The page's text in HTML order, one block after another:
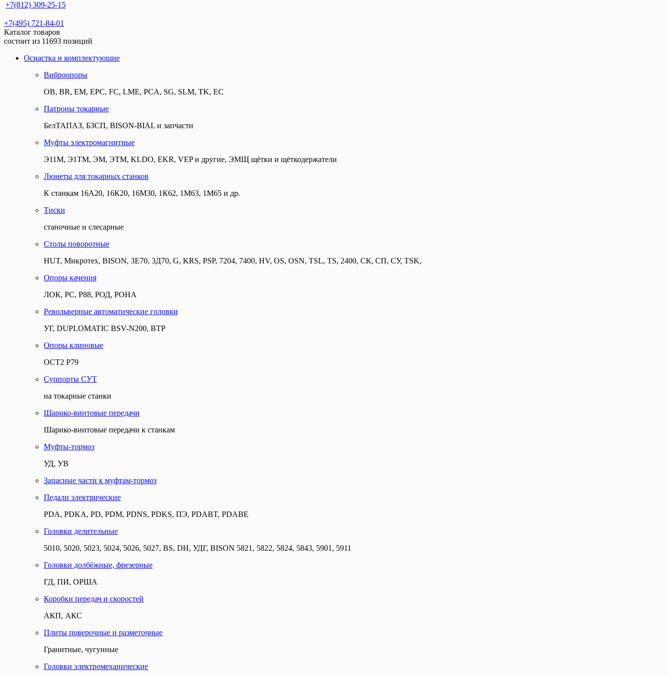
+7(812) 309-25-15
+7(495) 721-84-01
Каталог товаров
состоит из 11693 позиций
Оснастка и комплектующие
Виброопоры
ОВ, BR, EM, EPC, FC, LME, PCA, SG, SLM, TK, EC
Патроны токарные
БелТАПАЗ, БЗСП, BISON-BIAL и запчасти
Муфты электромагнитные
Э11М, Э1ТМ, ЭМ, ЭТМ, KLDO, EKR, VEP и другие, ЭМЩ щётки и щёткодержатели
Люнеты для токарных станков
К станкам 16А20, 16К20, 16М30, 1К62, 1М63, 1М65 и др.
Тиски
станочные и слесарные
Столы поворотные
HUT, Микротех, BISON, 3Е70, 3Д70, G, KRS, PSP, 7204, 7400, HV, OS, OSN, TSL, TS, 2400, СК, СП, СУ, TSK,
Опоры качения
ЛОК, РС, Р88, РОД, РОНА
Револьверные автоматические головки
УГ, DUPLOMATIC BSV-N200, ВТР
Опоры клиновые
ОСТ2 Р79
Суппорты СУТ
на токарные станки
Шарико-винтовые передачи
Шарико-винтовые передачи к станкам
Муфты-тормоз
УД, УВ
Запасные части к муфтам-тормоз
Педали электрические
PDA, PDKA, PD, PDM, PDNS, PDKS, ПЭ, PDABT, PDABE
Головки делительные
5010, 5020, 5023, 5024, 5026, 5027, BS, DH, УДГ, BISON 5821, 5822, 5824, 5843, 5901, 5911
Головки долбёжные, фрезерные
ГД, ПИ, ОРША
Коробки передач и скоростей
АКП, АКС
Плиты поверочные и разметочные
Гранитные, чугунные
Головки электромеханические